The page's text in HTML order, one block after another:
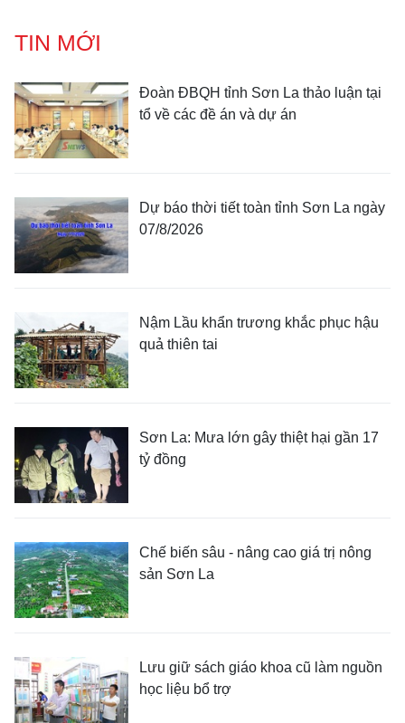
TIN MỚI
Đoàn ĐBQH tỉnh Sơn La thảo luận tại
tổ về các đề án và dự án
Dự báo thời tiết toàn tỉnh Sơn La ngày
07/8/2026
Nậm Lầu khẩn trương khắc phục hậu
quả thiên tai
Sơn La: Mưa lớn gây thiệt hại gần 17
tỷ đồng
Chế biến sâu - nâng cao giá trị nông
sản Sơn La
Lưu giữ sách giáo khoa cũ làm nguồn
học liệu bổ trợ